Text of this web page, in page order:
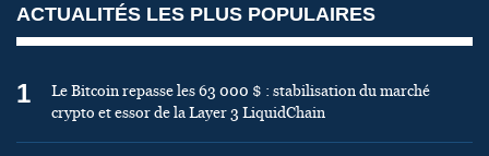
ACTUALITÉS LES PLUS POPULAIRES
1
Le Bitcoin repasse les 63 000 $ : stabilisation du marché
crypto et essor de la Layer 3 LiquidChain